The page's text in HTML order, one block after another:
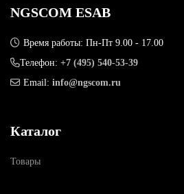
NGSCOM ESAB
Время работы: Пн-Пт 9.00 - 17.00
Телефон: +7 (495) 540-53-39
Email: info@ngscom.ru
Каталог
Товары